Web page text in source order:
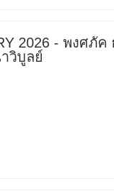
2026 - พงศภัค
วิบูลย์